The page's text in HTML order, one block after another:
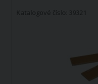
Katalogové číslo: 39321